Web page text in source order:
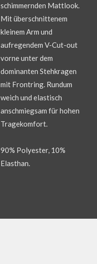
schimmernden Mattlook.
Mit überschnittenem
kleinem Arm und
aufregendem V-Cut-out
vorne unter dem
dominanten Stehkragen
mit Frontring. Rundum
weich und elastisch
anschmiegsam für hohen
Tragekomfort.
90% Polyester, 10%
Elasthan.